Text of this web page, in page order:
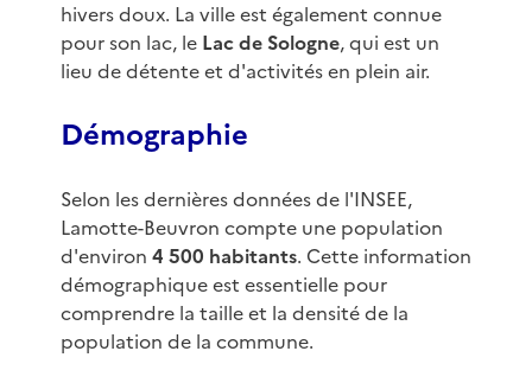
hivers doux. La ville est également connue
pour son lac, le Lac de Sologne, qui est un
lieu de détente et d'activités en plein air.
Démographie
Selon les dernières données de l'INSEE,
Lamotte-Beuvron compte une population
d'environ 4 500 habitants. Cette information
démographique est essentielle pour
comprendre la taille et la densité de la
population de la commune.